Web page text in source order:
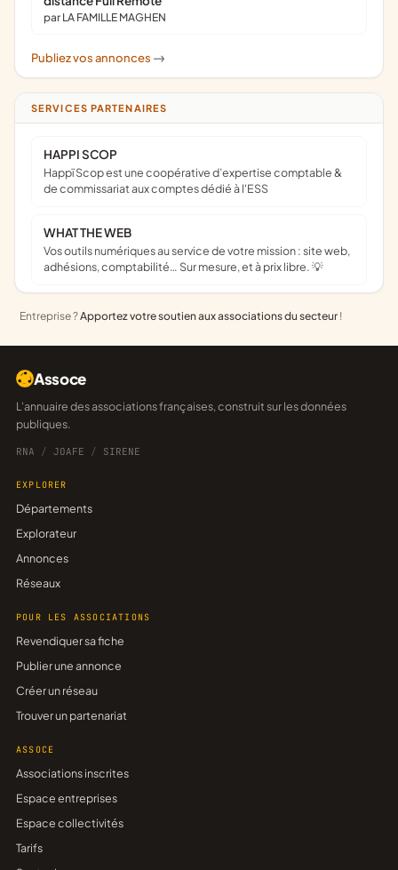
par LA FAMILLE MAGHEN
Publiez vos annonces ->
SERVICES PARTENAIRES
HAPPI SCOP
Happï Scop est une coopérative d’expertise comptable &
de commissariat aux comptes dédié à l'ESS
WHAT THE WEB
Vos outils numériques au service de votre mission : site web,
adhésions, comptabilité… Sur mesure, et à prix libre. 💡
Entreprise ?Apportez votre soutien aux associations du secteur !
Assoce
L'annuaire des associations françaises, construit sur les données
publiques.
RNA / JOAFE / SIRENE
EXPLORER
Départements
Explorateur
Annonces
Réseaux
POUR LES ASSOCIATIONS
Revendiquer sa fiche
Publier une annonce
Créer un réseau
Trouver un partenariat
ASSOCE
Associations inscrites
Espace entreprises
Espace collectivités
Tarifs